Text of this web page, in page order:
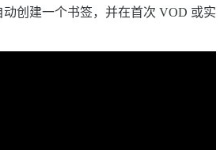
创建一个书签，并在首次 VOD 或实